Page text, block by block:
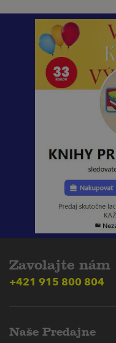
Zavolajte nám
+421 915 800 804
Naše Predajne